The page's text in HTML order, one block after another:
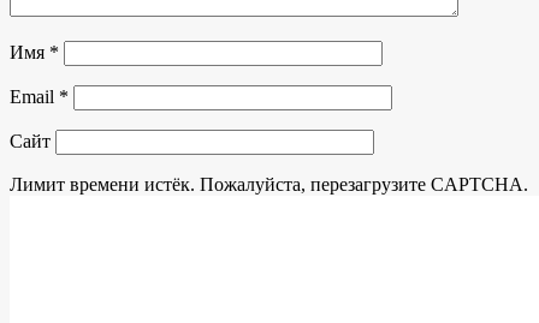
Имя *
Email *
Сайт
Лимит времени истёк. Пожалуйста, перезагрузите CAPTCHA.